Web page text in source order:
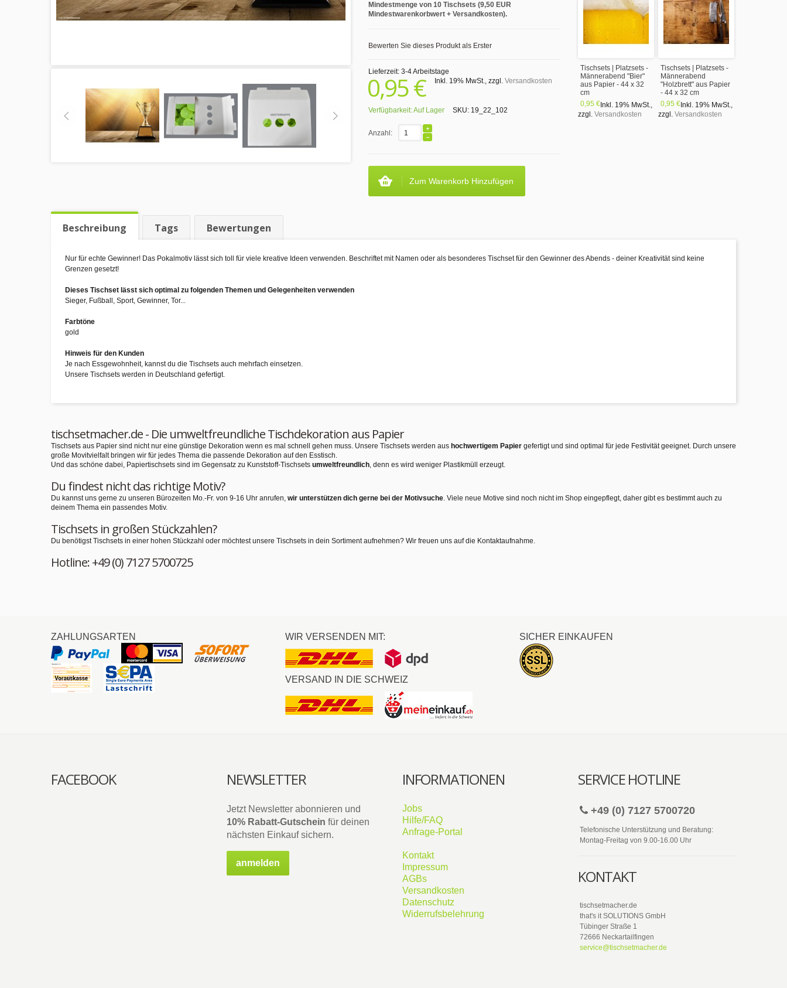
Tischsets | Platzsets -
Männerabend "Bier"
aus Papier - 44 x 32
cm
0,95 € Inkl. 19% MwSt.,
zzgl. Versandkosten
Tischsets | Platzsets -
Männerabend
"Holzbrett" aus Papier
- 44 x 32 cm
0,95 € Inkl. 19% MwSt.,
zzgl. Versandkosten
Mindestmenge von 10 Tischsets (9,50 EUR
Mindestwarenkorbwert + Versandkosten).
Bewerten Sie dieses Produkt als Erster
Lieferzeit: 3-4 Arbeitstage
0,95 € Inkl. 19% MwSt., zzgl. Versandkosten
Verfügbarkeit:Auf Lager SKU: 19_22_102
Anzahl:
Zum Warenkorb Hinzufügen
Beschreibung Tags Bewertungen
Nur für echte Gewinner! Das Pokalmotiv lässt sich toll für viele kreative Ideen verwenden. Beschriftet mit Namen oder als besonderes Tischset für den Gewinner des Abends - deiner Kreativität sind keine
Grenzen gesetzt!
Dieses Tischset lässt sich optimal zu folgenden Themen und Gelegenheiten verwenden
Sieger, Fußball, Sport, Gewinner, Tor...
Farbtöne
gold
Hinweis für den Kunden
Je nach Essgewohnheit, kannst du die Tischsets auch mehrfach einsetzen.
Unsere Tischsets werden in Deutschland gefertigt.
tischsetmacher.de - Die umweltfreundliche Tischdekoration aus Papier
Tischsets aus Papier sind nicht nur eine günstige Dekoration wenn es mal schnell gehen muss. Unsere Tischsets werden aus hochwertigem Papier gefertigt und sind optimal für jede Festivität geeignet. Durch unsere
große Movitvielfalt bringen wir für jedes Thema die passende Dekoration auf den Esstisch.
Und das schöne dabei, Papiertischsets sind im Gegensatz zu Kunststoff-Tischsets umweltfreundlich, denn es wird weniger Plastikmüll erzeugt.
Du findest nicht das richtige Motiv?
Du kannst uns gerne zu unseren Bürozeiten Mo.-Fr. von 9-16 Uhr anrufen, wir unterstützen dich gerne bei der Motivsuche. Viele neue Motive sind noch nicht im Shop eingepflegt, daher gibt es bestimmt auch zu
deinem Thema ein passendes Motiv.
Tischsets in großen Stückzahlen?
Du benötigst Tischsets in einer hohen Stückzahl oder möchtest unsere Tischsets in dein Sortiment aufnehmen? Wir freuen uns auf die Kontaktaufnahme.
Hotline: +49 (0) 7127 5700725
ZAHLUNGSARTEN WIR VERSENDEN MIT:
VERSAND IN DIE SCHWEIZ
SICHER EINKAUFEN
FACEBOOK NEWSLETTER
Jetzt Newsletter abonnieren und
10% Rabatt-Gutschein für deinen
nächsten Einkauf sichern.
anmelden
INFORMATIONEN
Jobs
Hilfe/FAQ
Anfrage-Portal
Kontakt
Impressum
AGBs
Versandkosten
Datenschutz
Widerrufsbelehrung
SERVICE HOTLINE
+49 (0) 7127 5700720
Telefonische Unterstützung und Beratung:
Montag-Freitag von 9.00-16.00 Uhr
KONTAKT
tischsetmacher.de
that's it SOLUTIONS GmbH
Tübinger Straße 1
72666 Neckartailfingen
service@tischsetmacher.de